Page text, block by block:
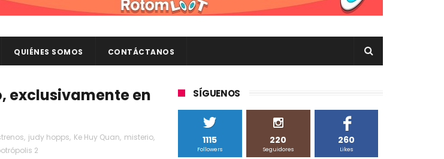
QUIÉNES SOMOS CONTÁCTANOS
exclusivamente en
, judy hopps, Ke Huy Quan, misterio,
2
SÍGUENOS
1115
Followers
220
Seguidores
260
Likes